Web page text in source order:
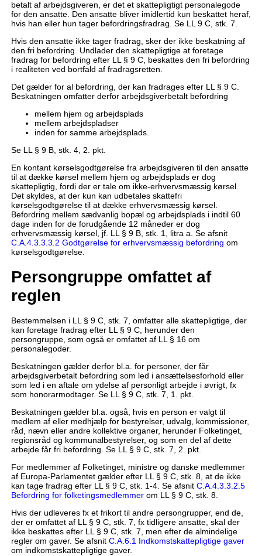
betalt af arbejdsgiveren, er det et skattepligtigt personalegode
for den ansatte. Den ansatte bliver imidlertid kun beskattet heraf,
hvis han eller hun tager befordringsfradrag. Se LL 9 C, stk. 7.
Hvis den ansatte ikke tager fradrag, sker der ikke beskatning af
den fri befordring. Undlader den skattepligtige at foretage
fradrag for befordring efter LL § 9 C, beskattes den fri befordring
i realiteten ved bortfald af fradragsretten.
Det gælder for al befordring, der kan fradrages efter LL § 9 C.
Beskatningen omfatter derfor arbejdsgiverbetalt befordring
mellem hjem og arbejdsplads
mellem arbejdspladser
inden for samme arbejdsplads.
Se LL § 9 B, stk. 4, 2. pkt.
En kontant kørselsgodtgørelse fra arbejdsgiveren til den ansatte
til at dække kørsel mellem hjem og arbejdsplads er dog
skattepligtig, fordi der er tale om ikke-erhvervsmæssig kørsel.
Det skyldes, at der kun kan udbetales skattefri
kørselsgodtgørelse til at dække erhvervsmæssig kørsel.
Befordring mellem sædvanlig bopæl og arbejdsplads i indtil 60
dage inden for de forudgående 12 måneder er dog
erhvervsmæssig kørsel, jf. LL § 9 B, stk. 1, litra a. Se afsnit
C.A.4.3.3.3.2 Godtgørelse for erhvervsmæssig befordring om
kørselsgodtgørelse.
Persongruppe omfattet af
reglen
Bestemmelsen i LL § 9 C, stk. 7, omfatter alle skattepligtige, der
kan foretage fradrag efter LL § 9 C, herunder den
persongruppe, som også er omfattet af LL § 16 om
personalegoder.
Beskatningen gælder derfor bl.a. for personer, der får
arbejdsgiverbetalt befordring som led i ansættelsesforhold eller
som led i en aftale om ydelse af personligt arbejde i øvrigt, fx
som honorarmodtager. Se LL § 9 C, stk. 7, 1. pkt.
Beskatningen gælder bl.a. også, hvis en person er valgt til
medlem af eller medhjælp for bestyrelser, udvalg, kommissioner,
råd, nævn eller andre kollektive organer, herunder Folketinget,
regionsråd og kommunalbestyrelser, og som en del af dette
arbejde får fri befordring. Se LL § 9 C, stk. 7, 2. pkt.
For medlemmer af Folketinget, ministre og danske medlemmer
af Europa-Parlamentet gælder efter LL § 9 C, stk. 8, at de ikke
kan tage fradrag efter LL § 9 C, stk. 1-4. Se afsnit C.A.4.3.3.2.5
Befordring for folketingsmedlemmerom LL § 9 C, stk. 8.
Hvis der udleveres fx et frikort til andre persongrupper, end de,
der er omfattet af LL § 9 C, stk. 7, fx tidligere ansatte, skal der
ikke beskattes efter LL § 9 C, stk. 7, men efter de almindelige
regler om gaver. Se afsnit C.A.6.1 Indkomstskattepligtige gaver
om indkomstskattepligtige gaver.